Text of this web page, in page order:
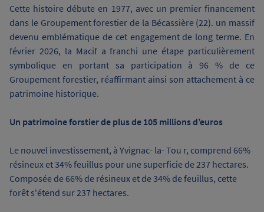
Cette histoire débute en 1977, avec un premier financement
dans le Groupement forestier de la Bécassière (22). un massif
devenu emblématique de cet engagement de long terme. En
février 2026, la Macif a franchi une étape particulièrement
symbolique en portant sa participation à 96 % de ce
Groupement forestier, réaffirmant ainsi son attachement à ce
patrimoine historique.
Un patrimoine forstier de plus de 105 millions d’euros
Le nouvel investissement, à Yvignac- la- Tou r, comprend 66%
résineux et 34% feuillus pour une superficie de 237 hectares.
Composée de 66% de résineux et de 34% de feuillus, cette
forêt s'étend sur 237 hectares.